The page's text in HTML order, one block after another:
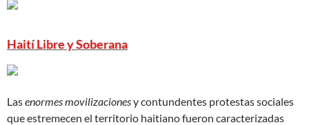
Haití Libre y Soberana
Lasenormes movilizacionesy contundentes protestas sociales
que estremecen el territorio haitiano fueron caracterizadas